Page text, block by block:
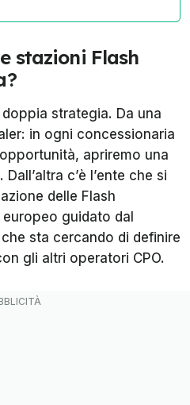
stazioni Flash
strategia. Da una
in ogni concessionaria
apriremo una
c’è l’ente che si
delle Flash
guidato dal
sta cercando di definire
gli altri operatori CPO.